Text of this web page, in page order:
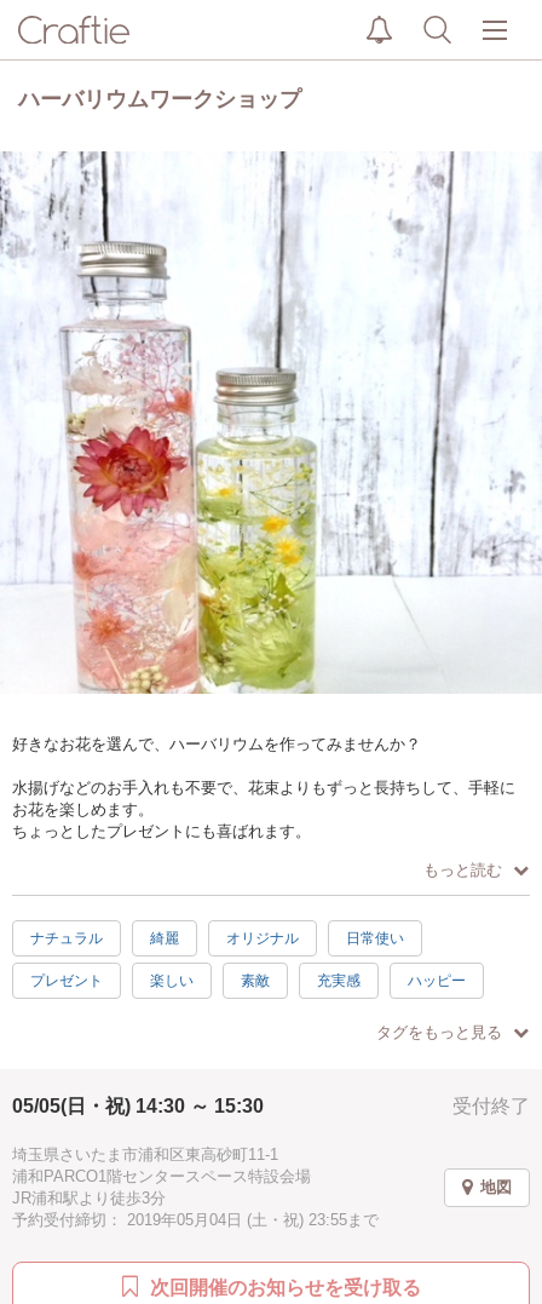
ハーバリウムワークショップ
好きなお花を選んで、ハーバリウムを作ってみませんか？
水揚げなどのお手入れも不要で、花束よりもずっと長持ちして、手軽に
お花を楽しめます。
ちょっとしたプレゼントにも喜ばれます。
もっと読む
ナチュラル 綺麗 オリジナル 日常使い
プレゼント 楽しい 素敵 充実感 ハッピー
中級
タグをもっと見る
受付終了
05/05(日・祝) 14:30 ～ 15:30
埼玉県さいたま市浦和区東高砂町11-1
浦和PARCO1階センタースペース特設会場
JR浦和駅より徒歩3分
予約受付締切： 2019年05月04日 (土・祝) 23:55まで
地図
次回開催のお知らせを受け取る